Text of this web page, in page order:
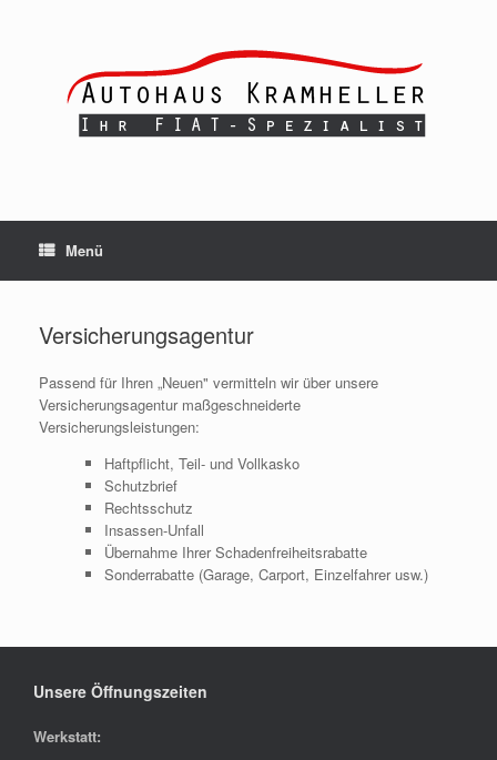
Menü
Versicherungsagentur
Passend für Ihren „Neuen" vermitteln wir über unsere
Versicherungsagentur maßgeschneiderte
Versicherungsleistungen:
Haftpflicht, Teil- und Vollkasko
Schutzbrief
Rechtsschutz
Insassen-Unfall
Übernahme Ihrer Schadenfreiheitsrabatte
Sonderrabatte (Garage, Carport, Einzelfahrer usw.)
Unsere Öffnungszeiten
Werkstatt: